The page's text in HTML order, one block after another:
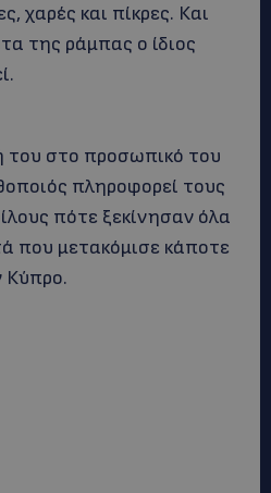
χαρές και πίκρες. Και
της ράμπας ο ίδιος
στο προσωπικό του
πληροφορεί τους
πότε ξεκίνησαν όλα
που μετακόμισε κάποτε
Κύπρο.